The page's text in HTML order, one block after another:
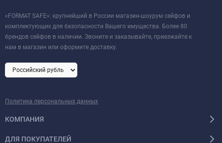
«FORMAT SAFE»: крупнейший в России магазин-шоурум сейфов и
комплектующих для безопасности Вашего имущества. Более 80
брендов сейфов в наличии. Звоните и заказывайте, приезжайте к
нам в магазин или оформите доставку.
Политика персональных данных
КОМПАНИЯ
ДЛЯ ПОКУПАТЕЛЕЙ